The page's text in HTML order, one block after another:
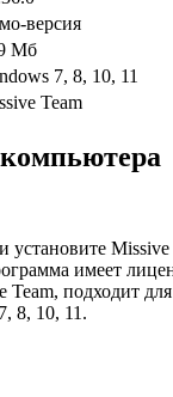
версия
Мб
7, 8, 10, 11
Team
установите
имеет
Team, подходит
8, 10, 11.